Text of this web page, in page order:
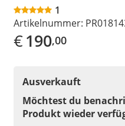
1
Artikelnummer:
€190,00
Ausverkauft
Möchtest du
Produkt wieder